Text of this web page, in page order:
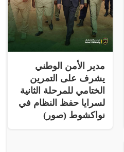
مدير الأمن الوطني
يشرف على التمرين
الختامي للمرحلة الثانية
لسرايا حفظ النظام في
نواكشوط (صور)